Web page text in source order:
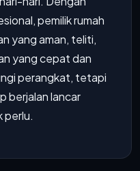
pemilik rumah
yang aman, teliti,
yang cepat dan
perangkat, tetapi
berjalan lancar
perlu.